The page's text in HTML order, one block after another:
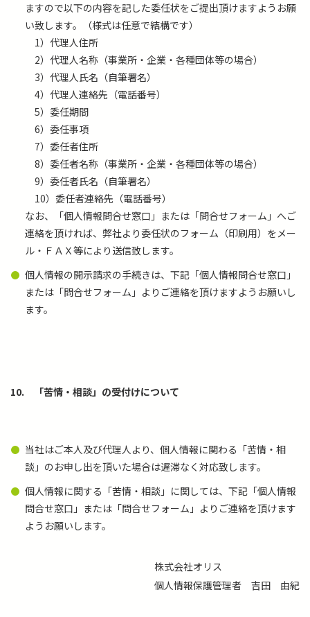
ますので以下の内容を記した委任状をご提出頂けますようお願
い致します。（様式は任意で結構です）
1）代理人住所
2）代理人名称（事業所・企業・各種団体等の場合）
3）代理人氏名（自筆署名）
4）代理人連絡先（電話番号）
5）委任期間
6）委任事項
7）委任者住所
8）委任者名称（事業所・企業・各種団体等の場合）
9）委任者氏名（自筆署名）
10）委任者連絡先（電話番号）
なお、「個人情報問合せ窓口」または「問合せフォーム」へご
連絡を頂ければ、弊社より委任状のフォーム（印刷用）をメー
ル・ＦＡＸ等により送信致します。
個人情報の開示請求の手続きは、下記「個人情報問合せ窓口」
または「問合せフォーム」よりご連絡を頂けますようお願いし
ます。
10. 「苦情・相談」の受付けについて
当社はご本人及び代理人より、個人情報に関わる「苦情・相
談」のお申し出を頂いた場合は遅滞なく対応致します。
個人情報に関する「苦情・相談」に関しては、下記「個人情報
問合せ窓口」または「問合せフォーム」よりご連絡を頂けます
ようお願いします。
株式会社オリス
個人情報保護管理者
吉田 由紀